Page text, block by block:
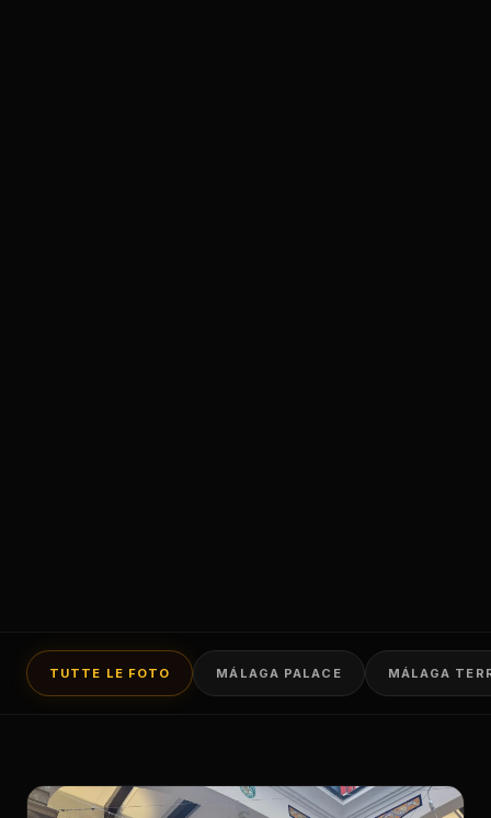
TUTTE LE FOTO MÁLAGA PALACE MÁLAGA